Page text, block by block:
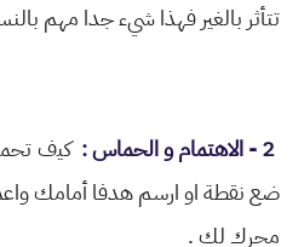
تتأثر بالغير فهذا شيء جدا مهم
2 - ﺍﻻﻫﺘﻤﺎﻡ ﻭ ﺍﻟﺤﻤﺎﺱ :
ﻛﻴف
ضع ﻧﻘﻄﺔ او ارسم ﻫﺪفا أمامك
ﻣﺤﺮﻙ ﻟﻚ .